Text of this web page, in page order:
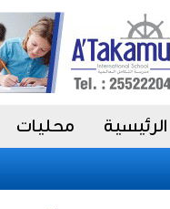
الرئيسية محليات